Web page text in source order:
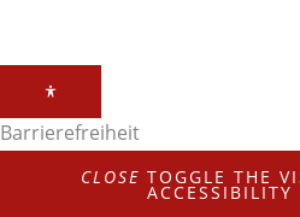
Barrierefreiheit
CLOSE TOGGLE THE
ACCESSIBILITY